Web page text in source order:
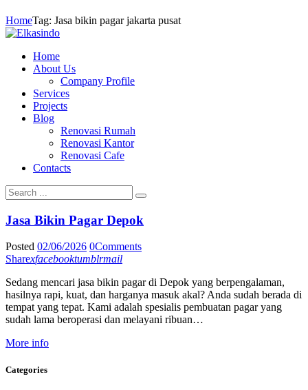
HomeTag: Jasa bikin pagar jakarta pusat
Home
About Us
Company Profile
Services
Projects
Blog
Renovasi Rumah
Renovasi Kantor
Renovasi Cafe
Contacts
Jasa Bikin Pagar Depok
Posted 02/06/2026 0Comments
Sharexfacebooktumblrmail
Sedang mencari jasa bikin pagar di Depok yang berpengalaman,
hasilnya rapi, kuat, dan harganya masuk akal? Anda sudah berada di
tempat yang tepat. Kami adalah spesialis pembuatan pagar yang
sudah lama beroperasi dan melayani ribuan…
More info
Categories